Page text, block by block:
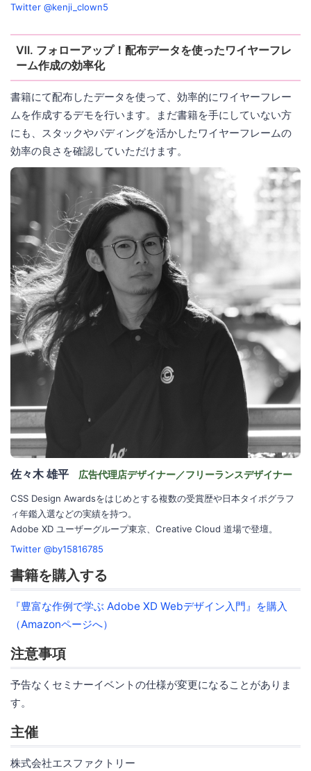
Twitter @kenji_clown5
Ⅶ. フォローアップ！配布データを使ったワイヤーフレ
ーム作成の効率化
書籍にて配布したデータを使って、効率的にワイヤーフレー
ムを作成するデモを行います。まだ書籍を手にしていない方
にも、スタックやパディングを活かしたワイヤーフレームの
効率の良さを確認していただけます。
佐々木 雄平 広告代理店デザイナー／フリーランスデザイナー
CSS Design Awardsをはじめとする複数の受賞歴や日本タイポグラフ
ィ年鑑入選などの実績を持つ。
Adobe XD ユーザーグループ東京、Creative Cloud 道場で登壇。
Twitter @by15816785
書籍を購入する
『豊富な作例で学ぶ Adobe XD Webデザイン入門』を購入
（Amazonページへ）
注意事項
予告なくセミナーイベントの仕様が変更になることがありま
す。
主催
株式会社エスファクトリー